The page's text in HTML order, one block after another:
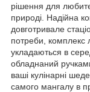
рішення для
природі. Надійна
довготривале
потреби, комплекс
укладаються в
обладнаний
ваші кулінарні
самого мангалу в